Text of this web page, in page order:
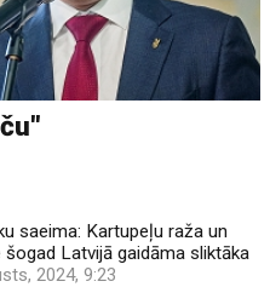
saeima: Kartupeļu raža un
šogad Latvijā gaidāma sliktāka
2024, 9:23